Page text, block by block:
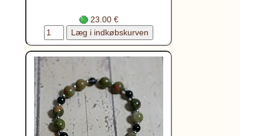
23.00 €